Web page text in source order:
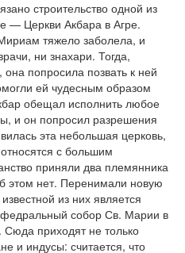
строительство одной из
— Церкви Акбара в Агре.
тяжело заболела, и
ни знахари. Тогда,
попросила позвать к ней
ей чудесным образом
обещал исполнить любое
и он попросил разрешения
эта небольшая церковь,
с большим
приняли два племянника
этом нет. Перенимали новую
из них является
собор Св. Марии в
приходят не только
и индусы: считается, что